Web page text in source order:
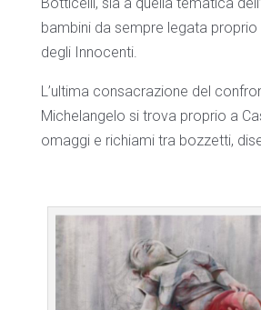
bambini da sempre legata proprio
degli Innocenti.
L’ultima consacrazione del
Michelangelo si trova proprio a
omaggi e richiami tra bozzetti,